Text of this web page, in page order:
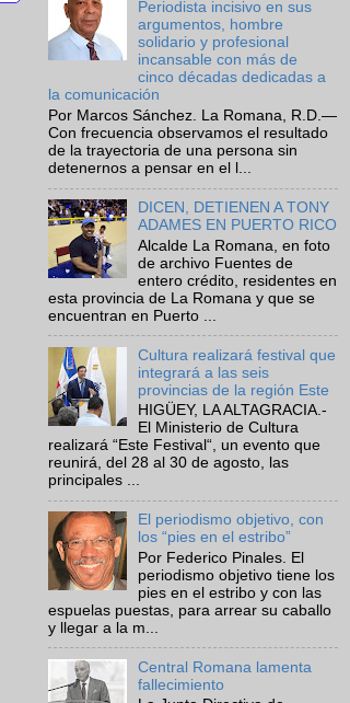
Periodista incisivo en sus
argumentos, hombre
solidario y profesional
incansable con más de
cinco décadas dedicadas a
la comunicación
Por Marcos Sánchez. La Romana, R.D.—
Con frecuencia observamos el resultado
de la trayectoria de una persona sin
detenernos a pensar en el l...
DICEN, DETIENEN A TONY
ADAMES EN PUERTO RICO
Alcalde La Romana, en foto
de archivo Fuentes de
entero crédito, residentes en
esta provincia de La Romana y que se
encuentran en Puerto ...
Cultura realizará festival que
integrará a las seis
provincias de la región Este
HIGÜEY, LA ALTAGRACIA.-
El Ministerio de Cultura
realizará “Este Festival“, un evento que
reunirá, del 28 al 30 de agosto, las
principales ...
El periodismo objetivo, con
los “pies en el estribo”
Por Federico Pinales. El
periodismo objetivo tiene los
pies en el estribo y con las
espuelas puestas, para arrear su caballo
y llegar a la m...
Central Romana lamenta
fallecimiento